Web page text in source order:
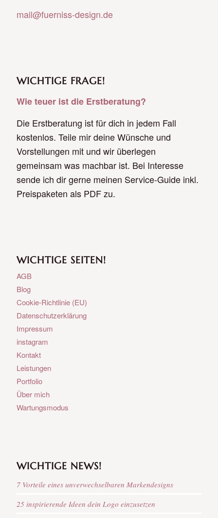
mail@fuerniss-design.de
WICHTIGE FRAGE!
Wie teuer ist die Erstberatung?
Die Erstberatung ist für dich in jedem Fall
kostenlos. Teile mir deine Wünsche und
Vorstellungen mit und wir überlegen
gemeinsam was machbar ist. Bei Interesse
sende ich dir gerne meinen Service-Guide inkl.
Preispaketen als PDF zu.
WICHTIGE SEITEN!
AGB
Blog
Cookie-Richtlinie (EU)
Datenschutzerklärung
Impressum
instagram
Kontakt
Leistungen
Portfolio
Über mich
Wartungsmodus
WICHTIGE NEWS!
7 Vorteile eines unverwechselbaren Markendesigns
25 inspirierende Ideen dein Logo einzusetzen